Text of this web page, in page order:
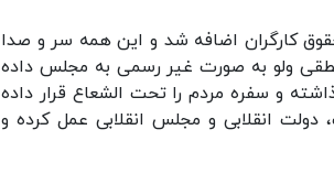
سوال می کنند، حدود ۵۷ درصد افزایش حقوق کارگران اضافه شد و این همه سر و صدا
ولو به صورت غیر رسمی به مجلس داده
و سفره مردم را تحت الشعاع قرار داده
دولت انقلابی و مجلس انقلابی عمل کرده و